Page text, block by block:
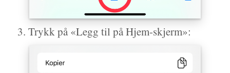
Trykk på «Legg til på Hjem-skjerm»: